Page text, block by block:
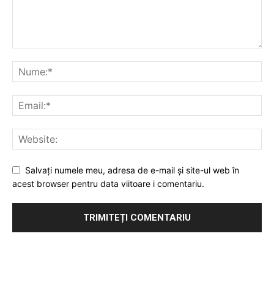
Salvați numele meu, adresa de e-mail și site-ul web în
acest browser pentru data viitoare i comentariu.